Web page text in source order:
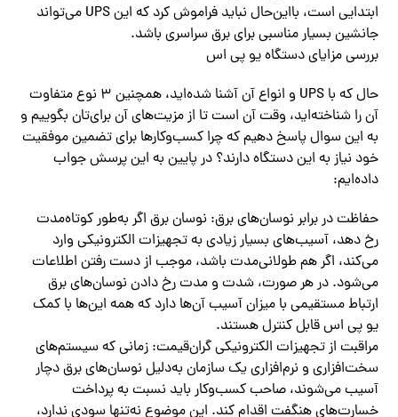
ابتدایی است، بااین‌حال نباید فراموش کرد که این UPS می‌تواند
جانشین بسیار مناسبی برای برق سراسری باشد.
بررسی مزایای دستگاه یو پی اس
حال که با UPS و انواع آن آشنا شده‌اید، همچنین ۳ نوع متفاوت
آن را شناخته‌اید، وقت آن است تا از مزیت‌های آن برای‌تان بگوییم و
به این سوال پاسخ دهیم که چرا کسب‌وکارها برای تضمین موفقیت
خود نیاز به این دستگاه دارند؟ در پایین به این پرسش جواب
داده‌ایم:
حفاظت در برابر نوسان‌های برق: نوسان برق اگر به‌طور کوتاه‌مدت
رخ دهد، آسیب‌های بسیار زیادی به تجهیزات الکترونیکی وارد
می‌کند، اگر هم طولانی‌مدت باشد، موجب از دست رفتن اطلاعات
می‌شود. در هر صورت، شدت و مدت رخ دادن نوسان‌های برق
ارتباط مستقیمی با میزان آسیب آن‌ها دارد که همه این‌ها با کمک
یو پی اس قابل کنترل هستند.
مراقبت از تجهیزات الکترونیکی گران‌قیمت: زمانی که سیستم‌های
سخت‌افزاری و نرم‌افزاری یک سازمان به‌دلیل نوسان‌های برق دچار
آسیب می‌شوند، صاحب کسب‌وکار باید نسبت به پرداخت
خسارت‌های هنگفت اقدام کند. این موضوع نه‌تنها سودی ندارد،